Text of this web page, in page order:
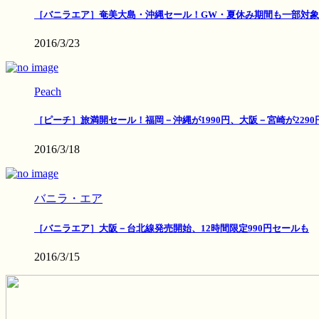
［バニラエア］奄美大島・沖縄セール！GW・夏休み期間も一部対象
2016/3/23
Peach
［ピーチ］旅満開セール！福岡－沖縄が1990円、大阪－宮崎が2290
2016/3/18
バニラ・エア
［バニラエア］大阪－台北線発売開始、12時間限定990円セールも
2016/3/15